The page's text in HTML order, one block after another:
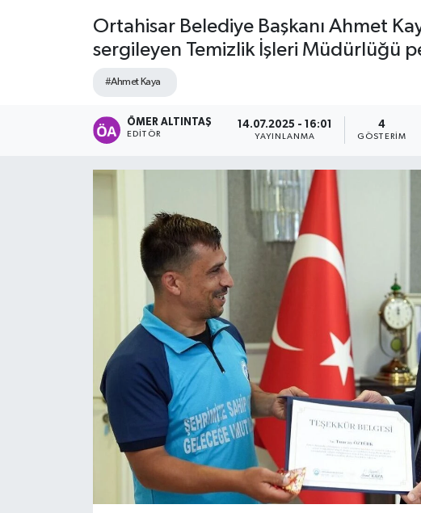
Ortahisar Belediye Başkanı Ahmet
sergileyen Temizlik İşleri Müdürlüğü
#Ahmet Kaya
ÖMER ALTINTAŞ
EDITÖR
14.07.2025 - 16:01
YAYINLANMA
4
GÖSTERIM